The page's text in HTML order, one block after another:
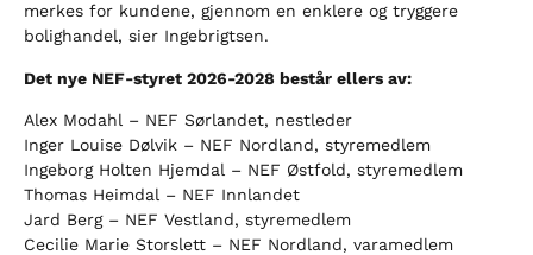
merkes for kundene, gjennom en enklere og tryggere
bolighandel, sier Ingebrigtsen.
Det nye NEF-styret 2026-2028 består ellers av:
Alex Modahl – NEF Sørlandet, nestleder
Inger Louise Dølvik – NEF Nordland, styremedlem
Ingeborg Holten Hjemdal – NEF Østfold, styremedlem
Thomas Heimdal – NEF Innlandet
Jard Berg – NEF Vestland, styremedlem
Cecilie Marie Storslett – NEF Nordland, varamedlem